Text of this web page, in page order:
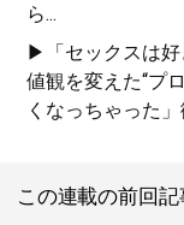
ら...
▶「セックスは好
値観を変えた“プ
くなっちゃった
この連載の前回記